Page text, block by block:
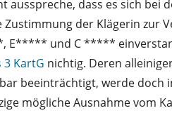
dass es sich
der Klägerin
und C *****
3 KartG nichtig. Deren
beeinträchtigt, werde
mögliche Ausnahme vom